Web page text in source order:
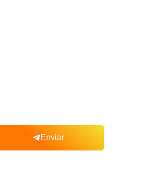
Enviar